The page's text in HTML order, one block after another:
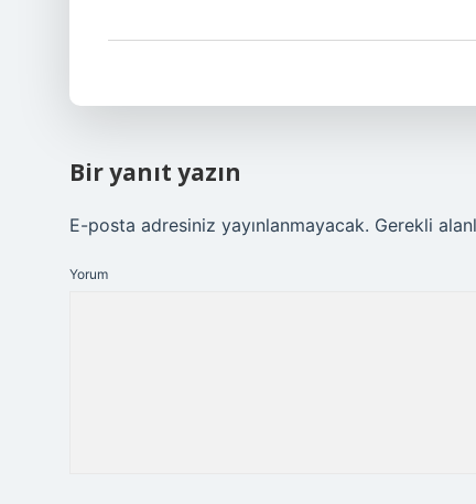
Bir yanıt yazın
E-posta adresiniz yayınlanmayacak. Gerekli
Yorum